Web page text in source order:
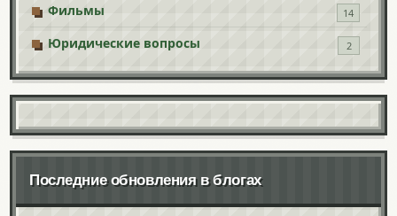
Фильмы 14
Юридические вопросы 2
Последние обновления в блогах